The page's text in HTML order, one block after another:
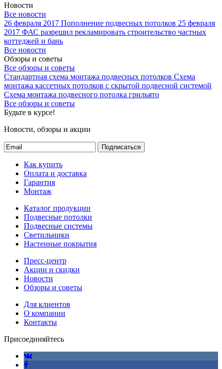
Новости
Все новости
26 февраля 2017 Пополнение подвесных потолков 25 февраля
2017 ФАС разрешил рекламировать строительство частных
коттеджей и бань
Все новости
Обзоры и советы
Все обзоры и советы
Стандартная схема монтажа подвесных потолков Схема
монтажа кассетных потолков с скрытой подвесной системой
Схема монтажа подвесного потолка грильято
Все обзоры и советы
Будьте в курсе!
Новости, обзоры и акции
Подписаться
Как купить
Оплата и доставка
Гарантия
Монтаж
Каталог продукции
Подвесные потолки
Подвесные системы
Светильники
Настенные покрытия
Пресс-центр
Акции и скидки
Новости
Обзоры и советы
Для клиентов
О компании
Контакты
Присоединяйтесь